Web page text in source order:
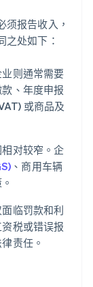
报告收入，
之处如下：
则通常需要
、年度申报
或商品及
对较窄。企
、商用车辆
临罚款和利
税或错误报
责任。